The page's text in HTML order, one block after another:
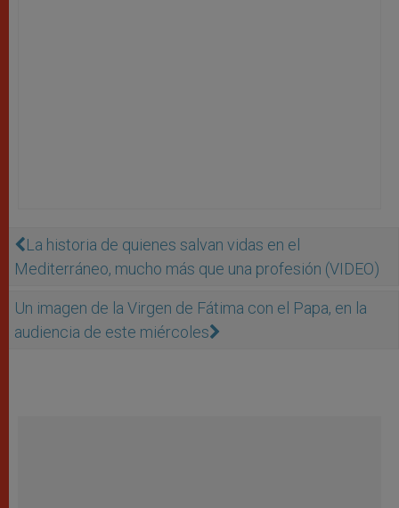
La historia de quienes salvan vidas en el
Mediterráneo, mucho más que una profesión (VIDEO)
Un imagen de la Virgen de Fátima con el Papa, en la
audiencia de este miércoles